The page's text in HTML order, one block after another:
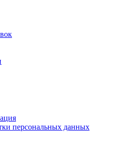
персональных данных